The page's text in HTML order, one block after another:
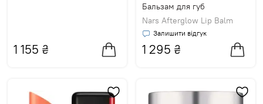
1 155 ₴
Бальзам для губ
Nars Afterglow Lip Balm
Залишити відгук
1 295 ₴